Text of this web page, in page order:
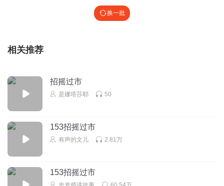
换一批
相关推荐
招摇过市
是娜塔莎耶 50
153招摇过市
有声的文儿 2.81万
153招摇过市